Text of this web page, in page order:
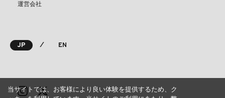
運営会社
JP ⁄ EN
当サイトでは、お客様により良い体験を提供するため、ク